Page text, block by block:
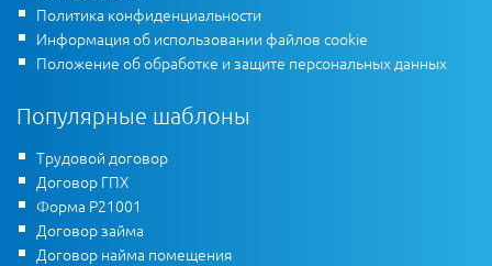
Политика конфиденциальности
Информация об использовании файлов cookie
Положение об обработке и защите персональных данных
Популярные шаблоны
Трудовой договор
Договор ГПХ
Форма Р21001
Договор займа
Договор найма помещения